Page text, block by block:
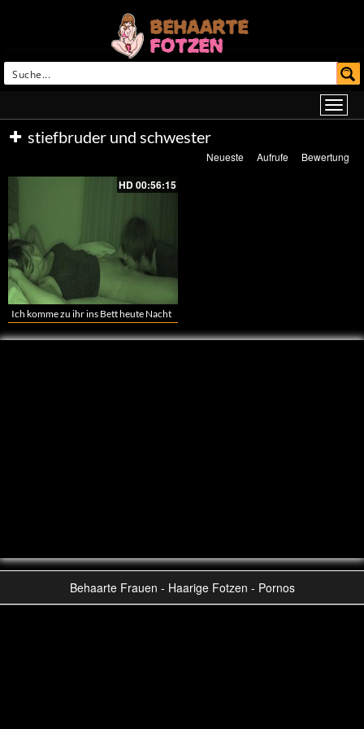
stiefbruder und schwester
Neueste Aufrufe Bewertung
HD00:56:15
Ich komme zu ihr ins Bett heute Nacht
Behaarte Frauen - Haarige Fotzen - Pornos